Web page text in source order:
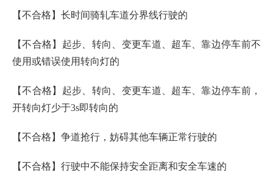
【不合格】长时间骑轧车道分界线行驶的
【不合格】起步、转向、变更车道、超车、靠边停车前不
使用或错误使用转向灯的
【不合格】起步、转向、变更车道、超车、靠边停车前，
开转向灯少于3s即转向的
【不合格】争道抢行，妨碍其他车辆正常行驶的
【不合格】行驶中不能保持安全距离和安全车速的